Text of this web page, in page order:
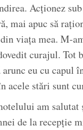
Acționez
mai apuc să
viața mea. M-
curajul. Tot
arunc eu cu capul
acele stări sunt
am
de la recepție